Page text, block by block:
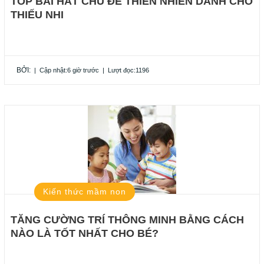
THIẾU NHI
BỞI: | Cập nhật:6 giờ trước | Lượt đọc:1196
Kiến thức mầm non
TĂNG CƯỜNG TRÍ THÔNG MINH BẰNG CÁCH
NÀO LÀ TỐT NHẤT CHO BÉ?